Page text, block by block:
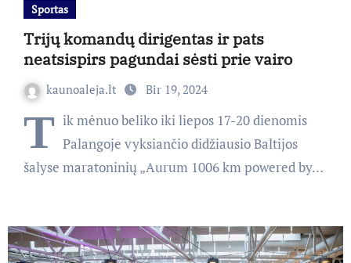
Sportas
Trijų komandų dirigentas ir pats
neatsispirs pagundai sėsti prie vairo
kaunoaleja.lt Bir 19, 2024
T ik mėnuo beliko iki liepos 17-20 dienomis
Palangoje vyksiančio didžiausio Baltijos
šalyse maratoninių „Aurum 1006 km powered by…